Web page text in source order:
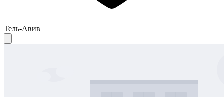
Тель-Авив